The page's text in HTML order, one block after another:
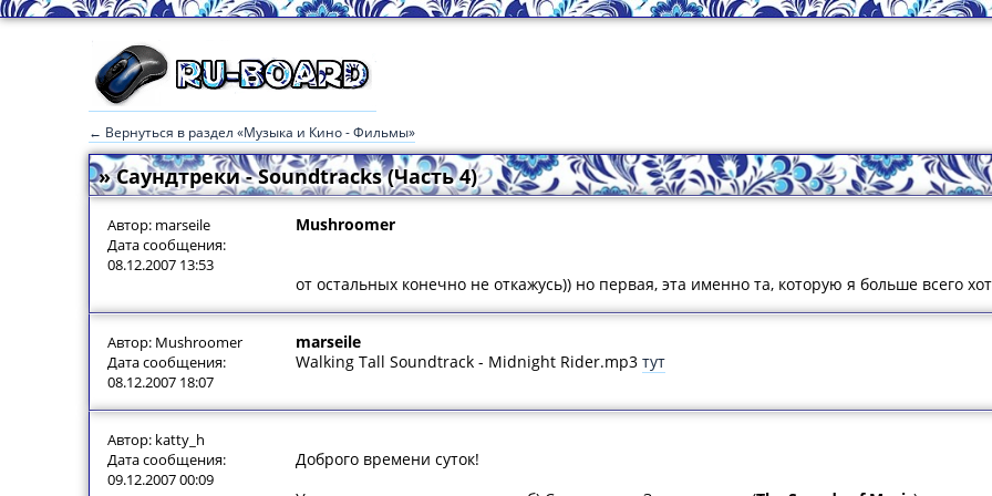
← Вернуться в раздел «Музыка и Кино - Фильмы»
» Саундтреки - Soundtracks (Часть 4)
Автор: marseile
Дата сообщения:
08.12.2007 13:53
Mushroomer
от остальных конечно не откажусь)) но первая, эта именно та, которую я больше всего
Автор: Mushroomer
Дата сообщения:
08.12.2007 18:07
marseile
Walking Tall Soundtrack - Midnight Rider.mp3 тут
Автор: katty_h
Дата сообщения:
09.12.2007 00:09
Доброго времени суток!